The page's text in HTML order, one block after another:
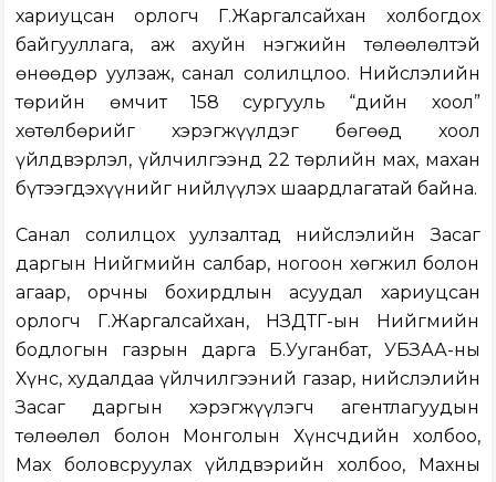
хариуцсан орлогч Г.Жаргалсайхан холбогдох
байгууллага, аж ахуйн нэгжийн төлөөлөлтэй
өнөөдөр уулзаж, санал солилцлоо. Нийслэлийн
төрийн өмчит 158 сургууль “Үдийн хоол”
хөтөлбөрийг хэрэгжүүлдэг бөгөөд хоол
үйлдвэрлэл, үйлчилгээнд 22 төрлийн мах, махан
бүтээгдэхүүнийг нийлүүлэх шаардлагатай байна.
Санал солилцох уулзалтад нийслэлийн Засаг
даргын Нийгмийн салбар, ногоон хөгжил болон
агаар, орчны бохирдлын асуудал хариуцсан
орлогч Г.Жаргалсайхан, НЗДТГ-ын Нийгмийн
бодлогын газрын дарга Б.Ууганбат, УБЗАА-ны
Хүнс, худалдаа үйлчилгээний газар, нийслэлийн
Засаг даргын хэрэгжүүлэгч агентлагуудын
төлөөлөл болон Монголын Хүнсчдийн холбоо,
Мах боловсруулах үйлдвэрийн холбоо, Махны